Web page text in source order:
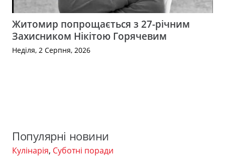
Житомир попрощається з 27-річним
Захисником Нікітою Горячевим
Неділя, 2 Серпня, 2026
Популярні новини
Кулінарія, Суботні поради